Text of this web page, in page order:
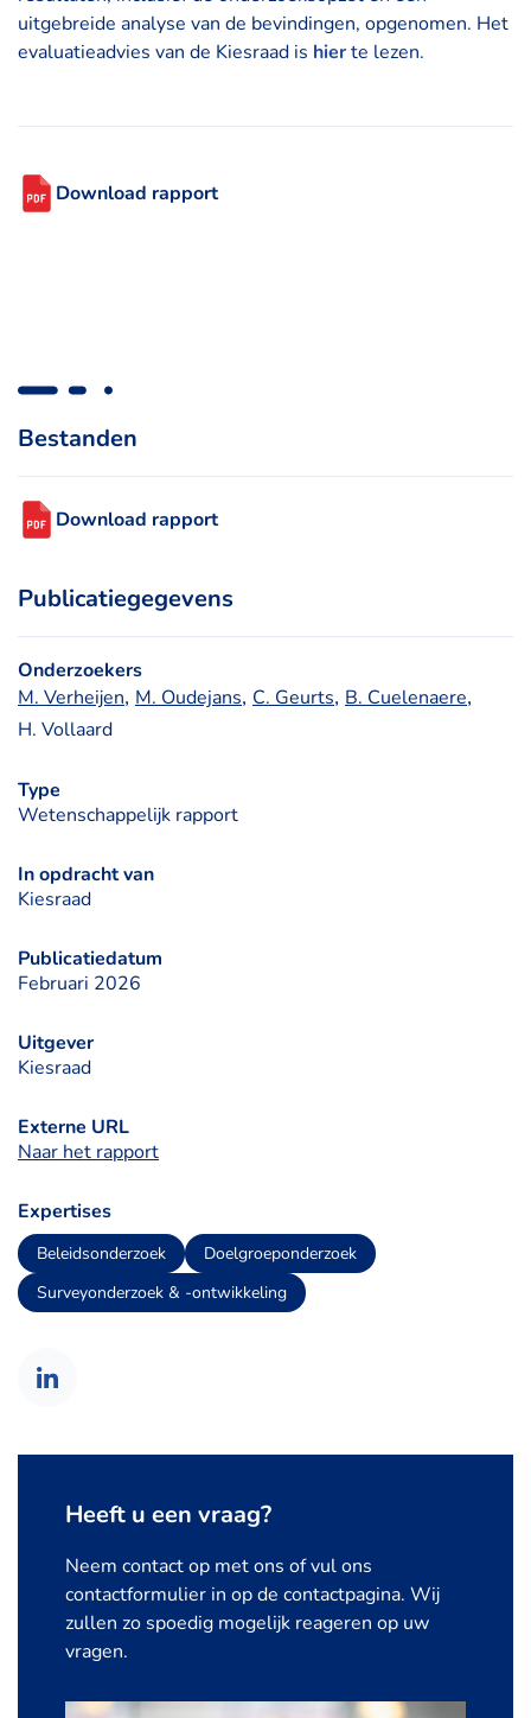
uitgebreide analyse van de bevindingen, opgenomen. Het
evaluatieadvies van de Kiesraad is hierte lezen.
Download rapport
Bestanden
Download rapport
Publicatiegegevens
Onderzoekers
M. Verheijen, M. Oudejans, C. Geurts, B. Cuelenaere,
H. Vollaard
Type
Wetenschappelijk rapport
In opdracht van
Kiesraad
Publicatiedatum
Februari 2026
Uitgever
Kiesraad
Externe URL
Naar het rapport
Expertises
Beleidsonderzoek
Doelgroeponderzoek
Surveyonderzoek & -ontwikkeling
Heeft u een vraag?
Neem contact op met ons of vul ons
contactformulier in op de contactpagina. Wij
zullen zo spoedig mogelijk reageren op uw
vragen.